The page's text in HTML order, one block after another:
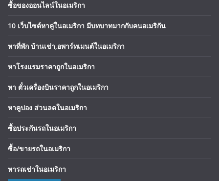
ซื้อของออนไลน์ในอเมริกา
10 เว็บไซต์หาคู่ในอเมริกา มีบทบาทมากกับคนอเมริกัน
หาที่พัก บ้านเช่า,อพาร์ทเมนต์ในอเมริกา
หาโรงแรมราคาถูกในอเมริกา
หา ตั๋วเครื่องบินราคาถูกในอเมริกา
หาคูปอง ส่วนลดในอเมริกา
ซื้อประกันรถในอเมริกา
ซื้อ/ขายรถในอเมริกา
หารถเช่าในอเมริกา